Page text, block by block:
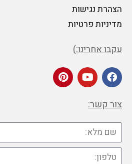
הצהרת נגישות
מדיניות פרטיות
עקבו אחרינו:)
צור קשר: